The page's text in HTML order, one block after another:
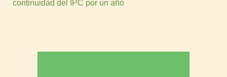
continuidad del IPC por un año